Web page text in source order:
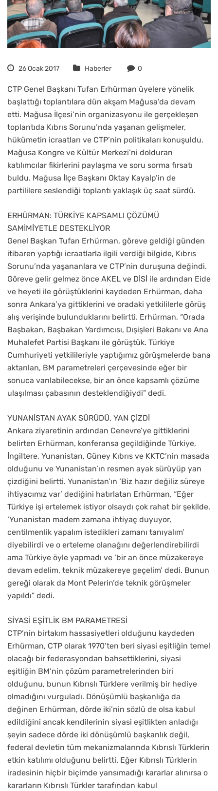
26 Ocak 2017 Haberler 0
CTP Genel Başkanı Tufan Erhürman üyelere yönelik
başlattığı toplantılara dün akşam Mağusa’da devam
etti. Mağusa İlçesi’nin organizasyonu ile gerçekleşen
toplantıda Kıbrıs Sorunu’nda yaşanan gelişmeler,
hükümetin icraatları ve CTP’nin politikaları konuşuldu.
Mağusa Kongre ve Kültür Merkezi’ni dolduran
katılımcılar fikirlerini paylaşma ve soru sorma fırsatı
buldu. Mağusa İlçe Başkanı Oktay Kayalp’in de
partililere seslendiği toplantı yaklaşık üç saat sürdü.
ERHÜRMAN: TÜRKİYE KAPSAMLI ÇÖZÜMÜ
SAMİMİYETLE DESTEKLİYOR
Genel Başkan Tufan Erhürman, göreve geldiği günden
itibaren yaptığı icraatlarla ilgili verdiği bilgide, Kıbrıs
Sorunu’nda yaşananlara ve CTP’nin duruşuna değindi.
Göreve gelir gelmez önce AKEL ve DİSİ ile ardından Eide
ve heyeti ile görüştüklerini kaydeden Erhürman, daha
sonra Ankara’ya gittiklerini ve oradaki yetkililerle görüş
alış verişinde bulunduklarını belirtti. Erhürman, “Orada
Başbakan, Başbakan Yardımcısı, Dışişleri Bakanı ve Ana
Muhalefet Partisi Başkanı ile görüştük. Türkiye
Cumhuriyeti yetkilileriyle yaptığımız görüşmelerde bana
aktarılan, BM parametreleri çerçevesinde eğer bir
sonuca varılabilecekse, bir an önce kapsamlı çözüme
ulaşılması çabasının desteklendiğiydi” dedi.
YUNANİSTAN AYAK SÜRÜDÜ, YAN ÇİZDİ
Ankara ziyaretinin ardından Cenevre’ye gittiklerini
belirten Erhürman, konferansa geçildiğinde Türkiye,
İngiltere, Yunanistan, Güney Kıbrıs ve KKTC’nin masada
olduğunu ve Yunanistan’ın resmen ayak sürüyüp yan
çizdiğini belirtti. Yunanistan’ın ‘Biz hazır değiliz süreye
ihtiyacımız var’ dediğini hatırlatan Erhürman, “Eğer
Türkiye işi ertelemek istiyor olsaydı çok rahat bir şekilde,
‘Yunanistan madem zamana ihtiyaç duyuyor,
centilmenlik yapalım istedikleri zamanı tanıyalım’
diyebilirdi ve o erteleme olanağını değerlendirebilirdi
ama Türkiye öyle yapmadı ve ‘bir an önce müzakereye
devam edelim, teknik müzakereye geçelim’ dedi. Bunun
gereği olarak da Mont Pelerin’de teknik görüşmeler
yapıldı” dedi.
SİYASİ EŞİTLİK BM PARAMETRESİ
CTP’nin birtakım hassasiyetleri olduğunu kaydeden
Erhürman, CTP olarak 1970’ten beri siyasi eşitliğin temel
olacağı bir federasyondan bahsettiklerini, siyasi
eşitliğin BM’nin çözüm parametrelerinden biri
olduğunu, bunun Kıbrıslı Türklere verilmiş bir hediye
olmadığını vurguladı. Dönüşümlü başkanlığa da
değinen Erhürman, dörde iki’nin sözlü de olsa kabul
edildiğini ancak kendilerinin siyasi eşitlikten anladığı
şeyin sadece dörde iki dönüşümlü başkanlık değil,
federal devletin tüm mekanizmalarında Kıbrıslı Türklerin
etkin katılımı olduğunu belirtti. Eğer Kıbrıslı Türklerin
iradesinin hiçbir biçimde yansımadığı kararlar alınırsa o
kararların Kıbrıslı Türkler tarafından kabul